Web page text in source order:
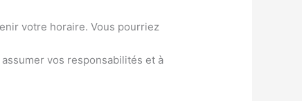
votre horaire. Vous pourriez
vos responsabilités et à